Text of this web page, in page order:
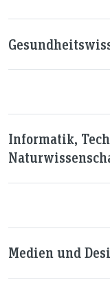
Informatik,
Medien und